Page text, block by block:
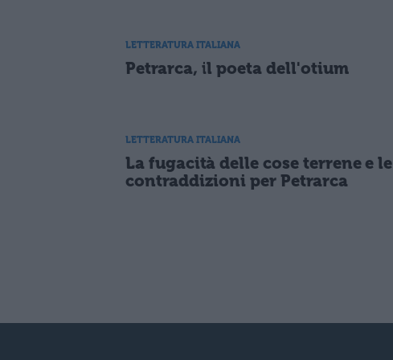
LETTERATURA ITALIANA
Petrarca, il poeta dell'otium
LETTERATURA ITALIANA
La fugacità delle cose terrene e le
contraddizioni per Petrarca